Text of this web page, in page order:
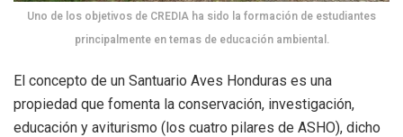
Uno de los objetivos de CREDIA ha sido la formación de estudiantes
principalmente en temas de educación ambiental.
El concepto de un Santuario Aves Honduras es una
propiedad que fomenta la conservación, investigación,
educación y aviturismo (los cuatro pilares de ASHO), dicho